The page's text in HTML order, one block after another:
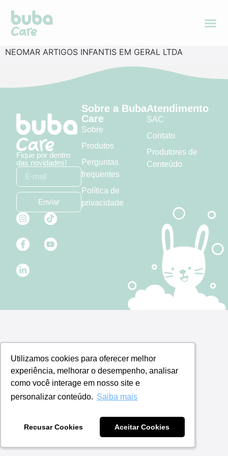
Utilizamos cookies para oferecer melhor
experiência, melhorar o desempenho, analisar
como você interage em nosso site e
personalizar conteúdo. Saiba mais
Recusar Cookies Aceitar Cookies
Utilizamos cookies para oferecer melhor
experiência, melhorar o desempenho, analisar
como você interage em nosso site e
personalizar conteúdo. Saiba mais
Recusar Cookies Aceitar Cookies
NEOMAR ARTIGOS INFANTIS EM GERAL LTDA
Fique por dentro
das novidades!
Enviar
Sobre a Buba
Care
Sobre
Produtos
Perguntas
frequentes
Política de
privacidade
Atendimento
SAC
Contato
Produtores de
Conteúdo